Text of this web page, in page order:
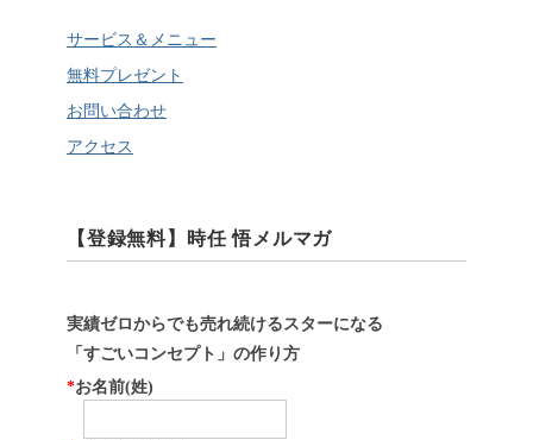
サービス＆メニュー
無料プレゼント
お問い合わせ
アクセス
【登録無料】時任 悟メルマガ
実績ゼロからでも売れ続けるスターになる
「すごいコンセプト」の作り方
*お名前(姓)